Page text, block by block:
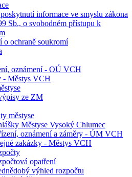
informace ve smyslu zákona
Sb., o svobodném přístupu k
o ochraně soukromí
oznámení - OÚ VCH
- Městys VCH
ze ZM
městyse
Městyse Vysoký Chlumec
oznámení a záměry - ÚM VCH
zakázky - Městys VCH
opatření
výhled rozpočtu